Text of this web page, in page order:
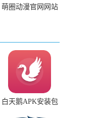
萌圈动漫官网网站
白天鹅APK安装包
官网